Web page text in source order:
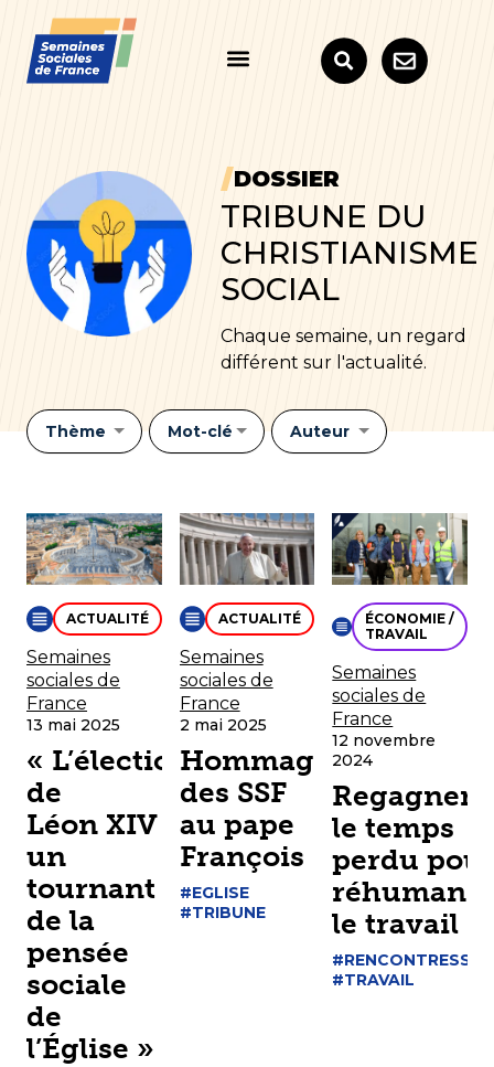
DOSSIER
TRIBUNE DU
CHRISTIANISME
SOCIAL
Chaque semaine, un regard
différent sur l'actualité.
Thème Mot-clé Auteur
ACTUALITÉ
Semaines
sociales de
France
13 mai 2025
« L’élection
de
Léon XIV représente
un
tournant
de la
pensée
sociale
de
l’Église »
ACTUALITÉ
Semaines
sociales de
France
2 mai 2025
Hommage
des SSF
au pape
François
#EGLISE
#TRIBUNE
ÉCONOMIE /
TRAVAIL
Semaines
sociales de
France
12 novembre
2024
Regagner
le temps
perdu
le travail
#RENCONTRESSF
#TRAVAIL